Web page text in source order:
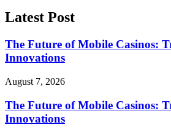
Latest Post
The Future of Mobile Casinos:
Innovations
August 7, 2026
The Future of Mobile Casinos:
Innovations